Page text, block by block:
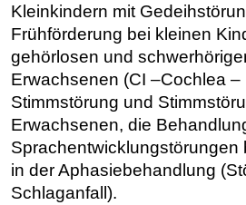
Kleinkindern mit
Frühförderung bei kleinen
gehörlosen und
Erwachsenen (CI –Cochlea –
Stimmstörung und
Erwachsenen, die
Sprachentwicklungstörungen
in der Aphasiebehandlung
Schlaganfall).